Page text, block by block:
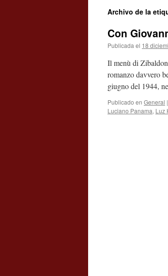
contenido
Archivo de la
Con
Publicada el 18
Il menù di
romanzo davvero
giugno del 1944,
Publicado en General |
Luciano Panama, Luz